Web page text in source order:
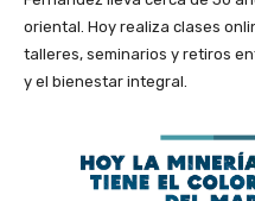
oriental. Hoy realiza clases
talleres, seminarios y retiros
y el bienestar integral.